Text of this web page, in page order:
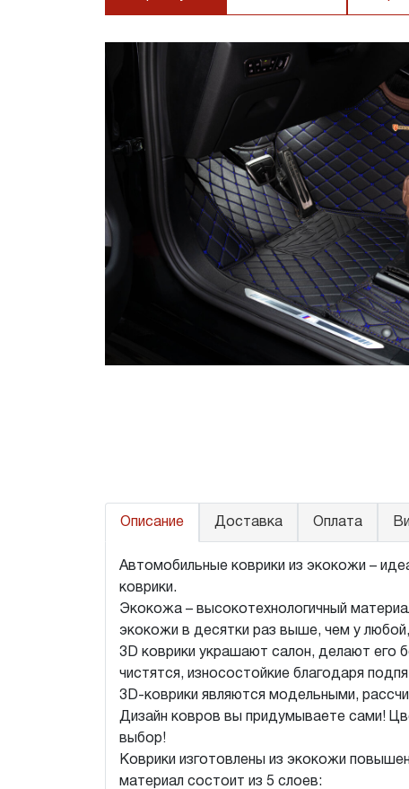
Описание Доставка Оплата
Автомобильные коврики из экокожи –
коврики.
Экокожа – высокотехнологичный
экокожи в десятки раз выше, чем у
3D коврики украшают салон, делают его
чистятся, износостойкие благодаря
3D-коврики являются модельными,
Дизайн ковров вы придумываете сами!
выбор!
Коврики изготовлены из экокожи
материал состоит из 5 слоев: